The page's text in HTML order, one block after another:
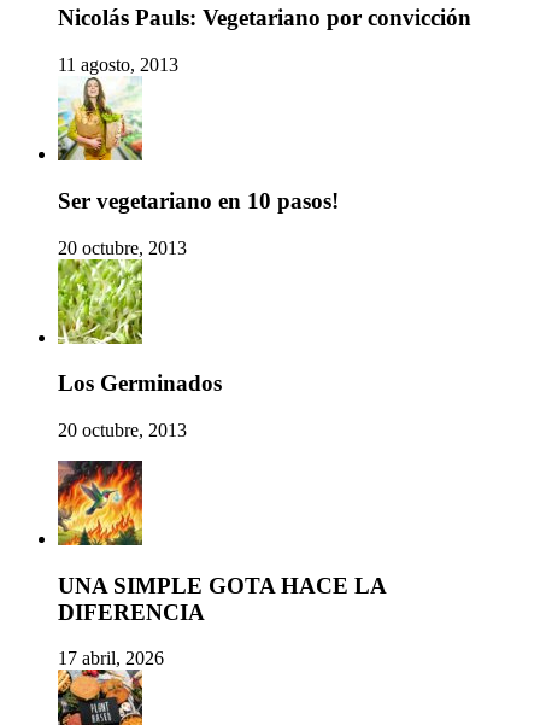
Nicolás Pauls: Vegetariano por convicción
11 agosto, 2013
Ser vegetariano en 10 pasos!
20 octubre, 2013
Los Germinados
20 octubre, 2013
UNA SIMPLE GOTA HACE LA
DIFERENCIA
17 abril, 2026